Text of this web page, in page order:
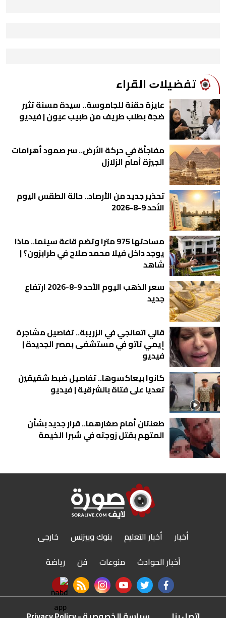
ﺗﻔﻀﻴﻼﺕ اﻟﻘﺮاء
عايزة حقنة للجاموسة.. سيدة مسنة تثير
ضجة بطلب طريف من طبيب عيون | فيديو
مفاجأة في حركة الأرض.. سر صمود أهرامات
الجيزة أمام الزلازل
تحذير جديد من الأرصاد.. حالة الطقس اليوم
الأحد 9-8-2026
مساحتها 975 مترا وتضم قاعة سينما.. ماذا
يوجد داخل فيلا محمد صلاح في طرابزون؟ |
شاهد
سعر الذهب اليوم الأحد 9-8-2026 ارتفاع
جديد
قالي اتعالجي في الزريبة.. تفاصيل مشاجرة
إيمي تاتو في مستشفى بمصر الجديدة |
فيديو
كانوا بيعاكسوها.. تفاصيل ضبط شقيقين
تعديا على فتاة بالشرقية | فيديو
طعنتان أمام صغارهما.. قرار جديد بشأن
المتهم بقتل زوجته في شبرا الخيمة
أخبار أخبار التعليم بنوك وبيزنس
خارجى
أخبار الحوادث
منوعات فن
رياضة
facebook
twitter
youtube
instagram
rss feed
nabd app